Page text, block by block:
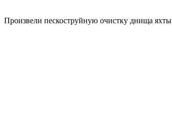
Произвели пескоструйную очистку днища яхты